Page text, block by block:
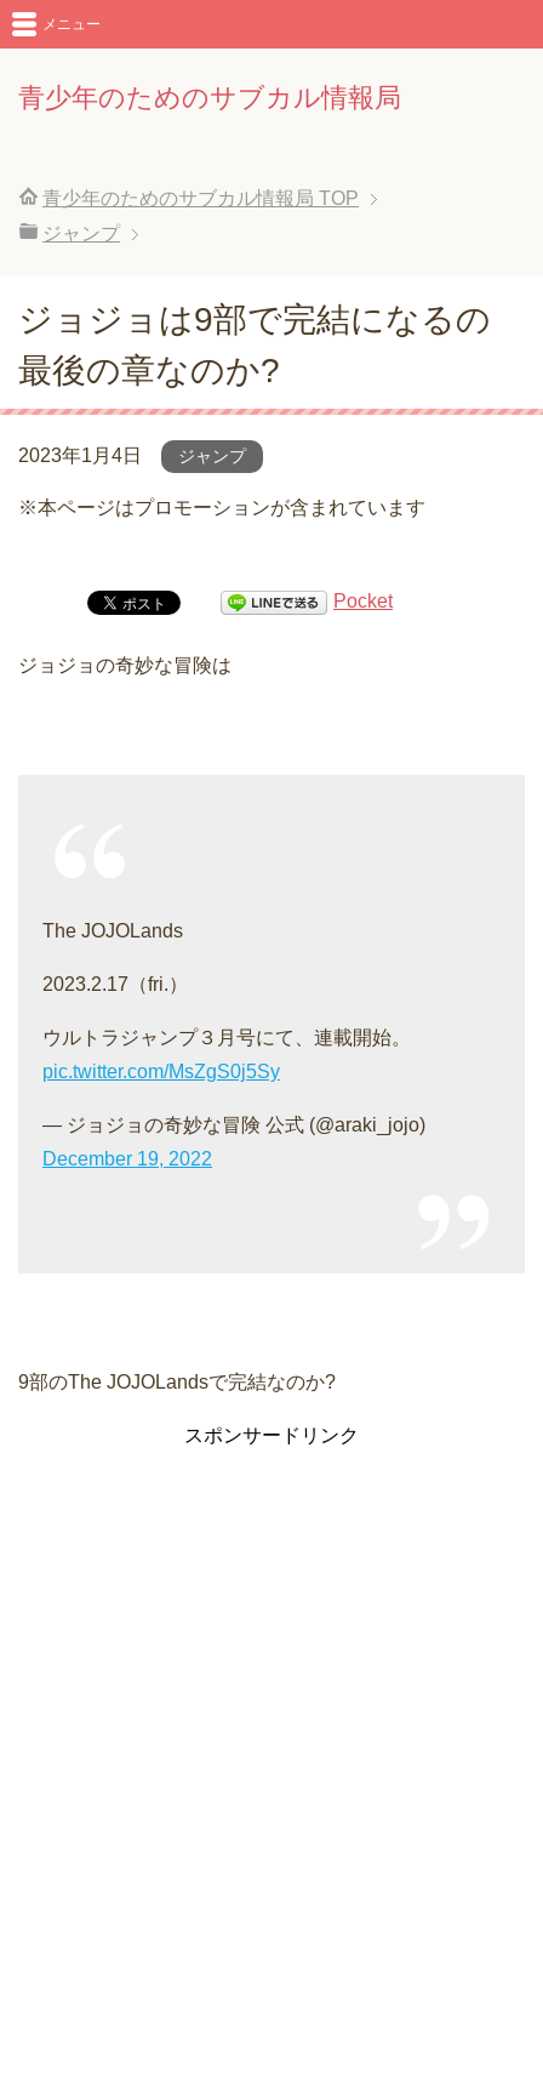
青少年のためのサブカル情報局
メニュー
青少年のためのサブカル情報局 TOP
ジャンプ
ジョジョは9部で完結になるの
最後の章なのか?
2023年1月4日 ジャンプ
※本ページはプロモーションが含まれています
Pocket
ジョジョの奇妙な冒険は
The JOJOLands
2023.2.17（fri.）
ウルトラジャンプ３月号にて、連載開始。
pic.twitter.com/MsZgS0j5Sy
— ジョジョの奇妙な冒険 公式 (@araki_jojo)
December 19, 2022
9部のThe JOJOLandsで完結なのか?
スポンサードリンク